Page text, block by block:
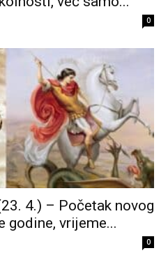
0
4.) – Početak novog
godine, vrijeme...
0